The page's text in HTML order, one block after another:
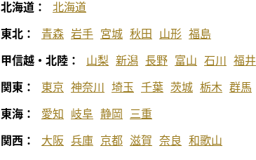
北海道：
北海道
東北：
青森 岩手 宮城 秋田 山形 福島
甲信越・北陸：
山梨 新潟 長野 富山 石川 福井
関東：
東京 神奈川 埼玉 千葉 茨城 栃木 群馬
東海：
愛知 岐阜 静岡
三重
関西：
大阪 兵庫 京都 滋賀 奈良 和歌山